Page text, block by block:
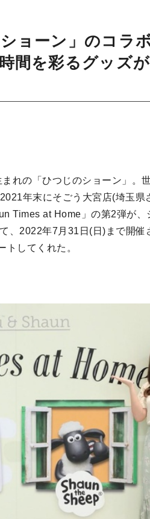
ョーン」のコラ
間を彩るグッズ
まれの「ひつじのショーン」。
年末にそごう大宮店(埼玉県
Times at Home」の第2弾が、
、2022年7月31日(日)まで開催
トしてくれた。